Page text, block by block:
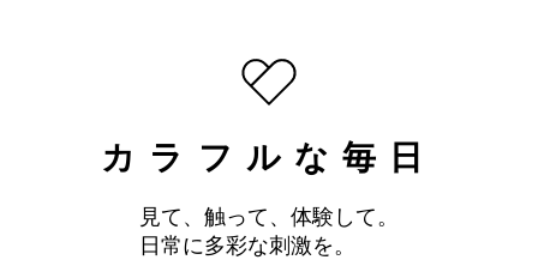
カラフルな毎日
見て、触って、体験して。
日常に多彩な刺激を。